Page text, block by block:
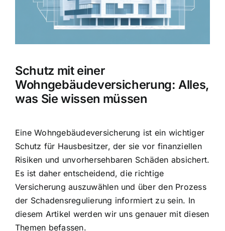
Hausratversicherung
Weitere Tarifvergleiche
Hilfe und Kontakt
Schutz mit einer
Wohngebäudeversicherung: Alles,
was Sie wissen müssen
Eine Wohngebäudeversicherung ist ein wichtiger
Schutz für Hausbesitzer, der sie vor finanziellen
Risiken und unvorhersehbaren Schäden absichert.
Es ist daher entscheidend, die richtige
Versicherung auszuwählen und über den Prozess
der Schadensregulierung informiert zu sein. In
diesem Artikel werden wir uns genauer mit diesen
Themen befassen.